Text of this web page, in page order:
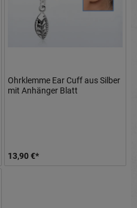
Ohrklemme Ear Cuff aus Silber
mit Anhänger Blatt
13,90 €*